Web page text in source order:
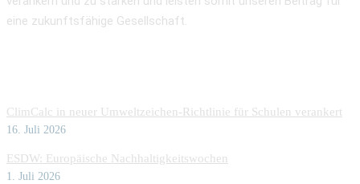
eine zukunftsfähige Gesellschaft.
ClimCalc in neuer Umweltzeichen-Richtlinie für Schulen verankert
16. Juli 2026
ESDW: Europäische Nachhaltigkeitswochen
1. Juli 2026